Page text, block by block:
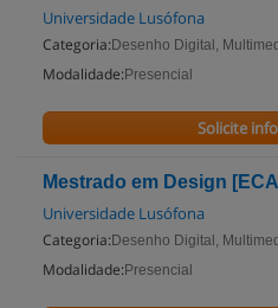
Universidade Lusófona
Categoria: Desenho Digital,
Modalidade: Presencial
Solicite
Mestrado em Design
Universidade Lusófona
Categoria: Desenho Digital,
Modalidade: Presencial